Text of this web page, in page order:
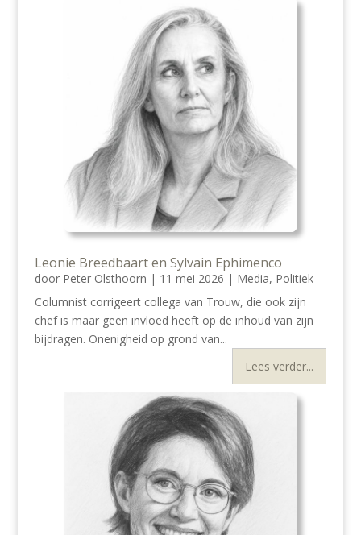
Leonie Breedbaart en Sylvain Ephimenco
door Peter Olsthoorn | 11 mei 2026 | Media, Politiek
Columnist corrigeert collega van Trouw, die ook zijn
chef is maar geen invloed heeft op de inhoud van zijn
bijdragen. Onenigheid op grond van...
Lees verder...